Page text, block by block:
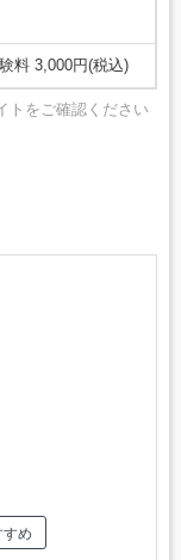
料 3,000円(税込)
トをご確認ください
すめ